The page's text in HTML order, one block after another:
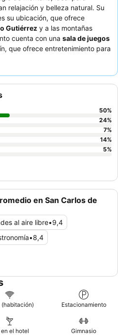
relajación y belleza natural. Su
su ubicación, que ofrece
Gutiérrez y a las montañas
cuenta con una sala de juegos
que ofrece entretenimiento para
considere reservar una
en San Carlos de
al aire libre•9,4
•8,4
50%
24%
7%
14%
5%
(habitación) Estacionamiento
en el hotel Gimnasio